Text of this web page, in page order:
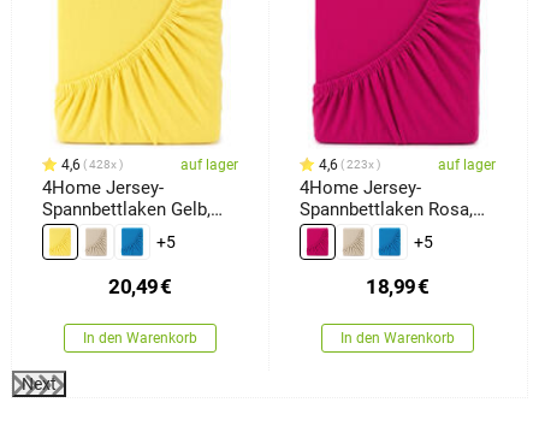
4,6 428x auf lager
4Home Jersey-
Spannbettlaken Gelb,
180 x 200 cm
+5
20,49€
In den Warenkorb
4,6 223x auf lager
4Home Jersey-
Spannbettlaken Rosa,
180 x 200 cm
+5
18,99€
In den Warenkorb
Next